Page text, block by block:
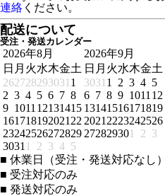
連絡 ください。
配送について
受注・発送カレンダー
2026年8月
日 月 火水木金土
262728293031 1
2 3 4 5 6 7 8
9 1011 12131415
161718192021 22
23242526272829
3031 1 2 3 4 5
2026年9月
日 月 火水木金土
3031 1 2 3 4 5
6 7 8 9 1011 12
13141516171819
2021 2223242526
272829301 2 3
■ 休業日（受注・発送対応なし）
■ 受注対応のみ
■ 発送対応のみ